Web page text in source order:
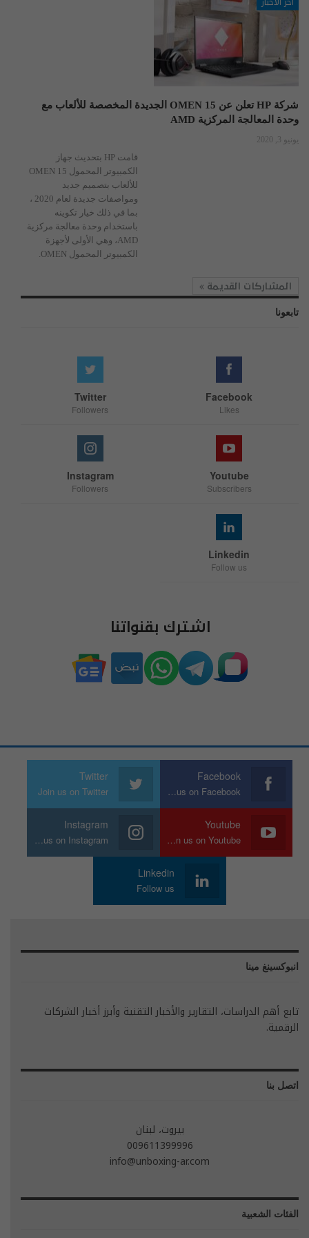
شركة HP تعلن عن OMEN 15 الجديدة المخصصة للألعاب مع
وحدة المعالجة المركزية AMD
يونيو 3, 2020
قامت HP بتحديث جهاز
الكمبيوتر المحمول OMEN 15
للألعاب بتصميم جديد
ومواصفات جديدة لعام 2020 ،
بما في ذلك خيار تكوينه
باستخدام وحدة معالجة مركزية
AMD، وهي الأولى لأجهزة
الكمبيوتر المحمول OMEN.
المشاركات القديمة
تابعونا
Facebook
Likes
Twitter
Followers
Youtube
Subscribers
Instagram
Followers
Linkedin
Follow us
اشترك بقنواتنا
Facebook
Join us on Facebook
Twitter
Join us on Twitter
Youtube
Join us on Youtube
Instagram
Join us on Instagram
Linkedin
Follow us
انبوكسينغ مينا
تابع أهم الدراسات، التقارير والأخبار التقنية وأبرز أخبار الشركات
الرقمية.
اتصل بنا
بيروت، لبنان
009611399996
info@unboxing-ar.com
الفئات الشعبية